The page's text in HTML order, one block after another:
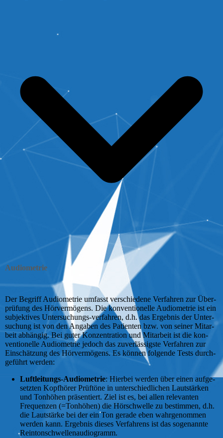
Audiometrie
Der Begriff Au­dio­me­trie umfasst verschiedene Ver­­fah­­ren zur Über­
prü­fung des Hör­ver­mö­gens. Die kon­ven­tio­nel­le Au­dio­me­trie ist ein
sub­jek­ti­ves Untersuchungs-verfahren, d.h. das Er­geb­nis der Un­ter­
su­chung ist von den Angaben des Pa­tien­ten bzw. von seiner Mit­ar­
beit ab­hängig. Bei guter Kon­zen­tra­tion und Mit­ar­beit ist die kon­
ven­tio­nel­le Au­dio­me­trie jedoch das zu­ver­läs­sig­ste Ver­fah­ren zur
Ein­schät­zung des Hör­ver­mö­gens. Es können folgende Tests durch­
ge­führt werden:
Luftleitungs-Audiometrie: Hierbei werden über einen auf­ge­
set­zten Kopfhörer Prüf­töne in un­ter­schied­lichen Laut­stärken
und Tonhöhen präsentiert. Ziel ist es, bei allen re­le­van­ten
Frequenzen (=Tonhöhen) die Hör­schwel­le zu bestimmen, d.h.
die Laut­stärke bei der ein Ton gerade eben wahr­ge­nom­men
werden kann. Er­geb­nis dieses Ver­­fah­­rens ist das so­ge­nan­nte
Rein­ton­schwel­len­au­dio­gramm.